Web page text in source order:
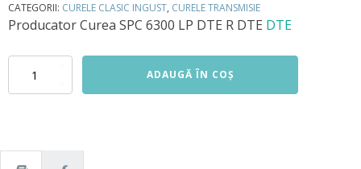
CATEGORII: CURELE CLASIC INGUST, CURELE TRANSMISIE
ProducatorCurea SPC 6300 LP DTE R DTE DTE
Cantitate
ADAUGĂ ÎN COȘ